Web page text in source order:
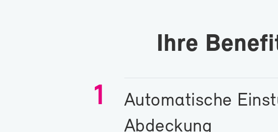
Ih­re
1
Au­to­ma­ti­sche
Ab­de­ckung